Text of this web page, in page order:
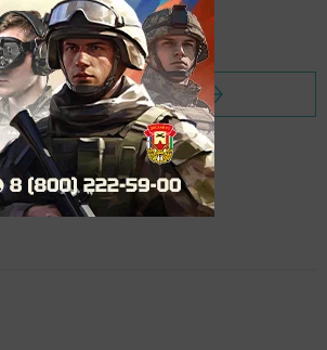
на страницу новости